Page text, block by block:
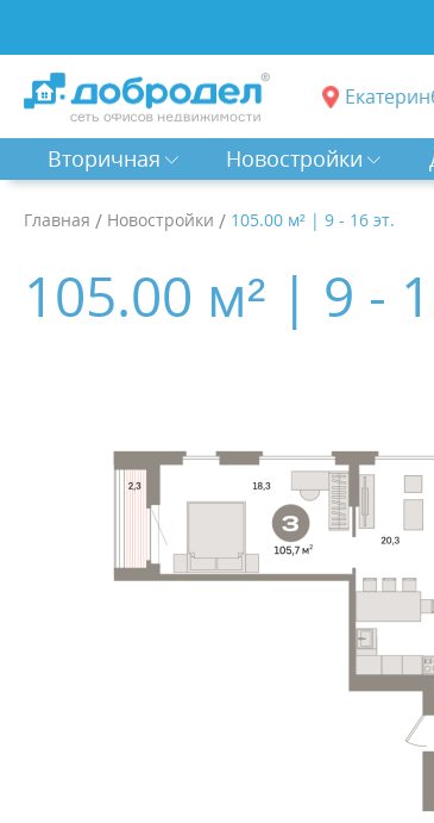
Вторичная Новостройки
Главная / Новостройки / 105.00 м² | 9 - 16 эт.
105.00 м² | 9 -